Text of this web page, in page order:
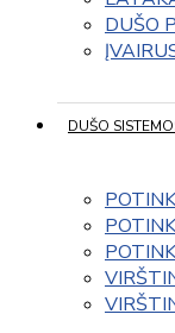
DUŠO
DUŠO